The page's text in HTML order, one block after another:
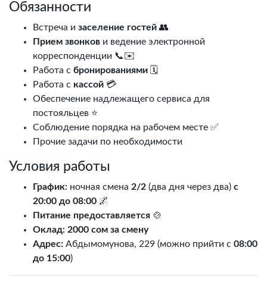
Обязанности
Встреча и заселение гостей 👥
Прием звонков и ведение электронной
корреспонденции 📞✉️
Работа с бронированиями 🗓️
Работа с кассой 💳
Обеспечение надлежащего сервиса для
постояльцев ⭐
Соблюдение порядка на рабочем месте ✅
Прочие задачи по необходимости
Условия работы
График: ночная смена 2/2 (два дня через два) с
20:00 до 08:00 🌌
Питание предоставляется 🍲
Оклад: 2000 сом за смену
Адрес: Абдымомунова, 229 (можно прийти с 08:00
до 15:00)